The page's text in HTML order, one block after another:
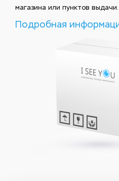
магазина или пунктов выдачи.
Подробная